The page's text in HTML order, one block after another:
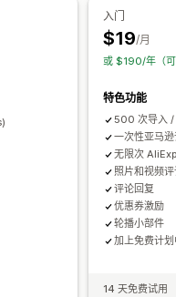
入门
$19/月
或 $190/年（
特色功能
500 次导入 /
一次性亚马
无限次
照片和视频
评论回复
优惠券激励
轮播小部件
加上免费计
14 天免费试用